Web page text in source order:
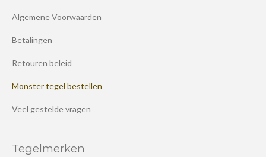
Algemene Voorwaarden
Betalingen
Retouren beleid
Monster tegel bestellen
Veel gestelde vragen
Tegelmerken